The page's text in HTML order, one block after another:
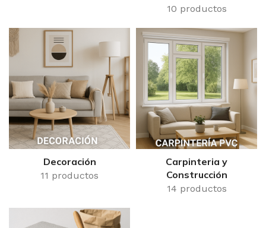
10 productos
Decoración
11 productos
Carpinteria y
Construcción
14 productos